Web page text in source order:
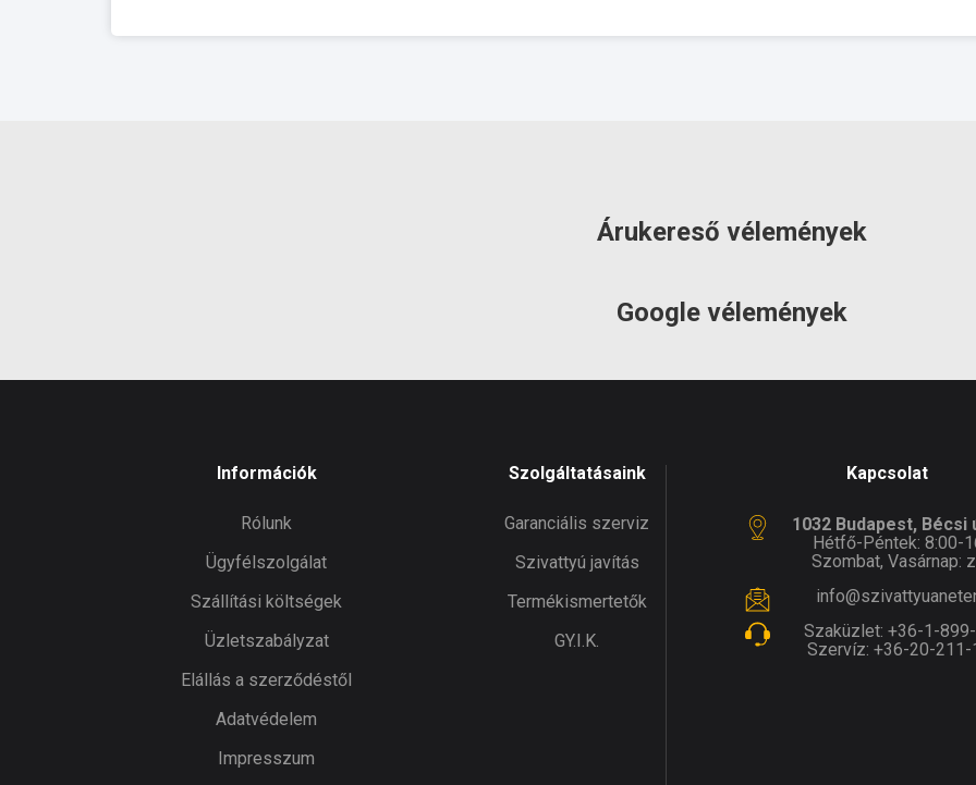
Árukereső vélemények
Google vélemények
Információk
Rólunk
Ügyfélszolgálat
Szállítási költségek
Üzletszabályzat
Elállás a szerződéstől
Adatvédelem
Impresszum
Szolgáltatásaink
Garanciális szerviz
Szivattyú javítás
Termékismertetők
GY.I.K.
Kapcsolat
1032 Budapest, Bécsi
Hétfő-Péntek: 8:00-
Szombat, Vasárnap:
Szaküzlet: +36-1-
Szervíz: +36-20-211-